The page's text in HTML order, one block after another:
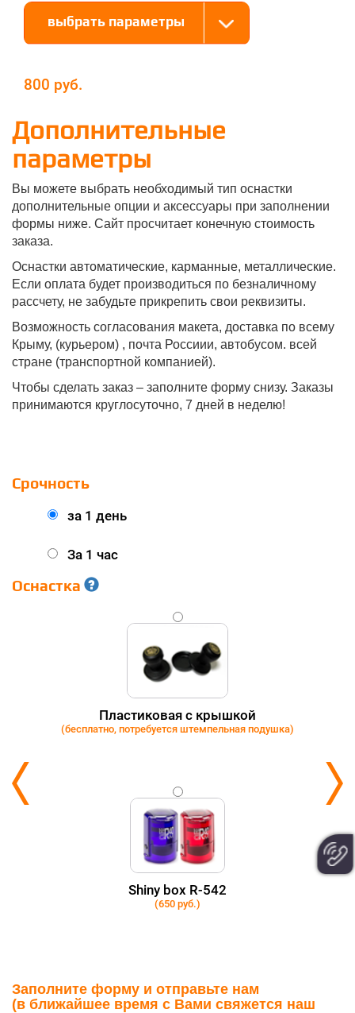
выбрать параметры
800
Дополнительные
параметры
Вы можете выбрать необходимый тип оснастки
дополнительные опции и аксессуары при заполнении
формы ниже. Сайт просчитает конечную стоимость
заказа.
Оснастки автоматические, карманные, металлические.
Если оплата будет производиться по безналичному
рассчету, не забудьте прикрепить свои реквизиты.
Возможность согласования макета, доставка по всему
Крыму, (курьером) , почта Россиии, автобусом. всей
стране (транспортной компанией).
Чтобы сделать заказ – заполните форму снизу. Заказы
принимаются круглосуточно, 7 дней в неделю!
Срочность
за 1 день
За 1 час
Оснастка
Пластиковая с крышкой
(бесплатно, потребуется штемпельная подушка)
Shiny box R-542
(650 руб.)
Заполните форму и отправьте нам
(в ближайшее время с Вами свяжется наш